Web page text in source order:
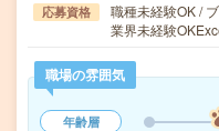
応募資格
職種未経験OK /
業界未経験
職場の雰囲気
年齢層